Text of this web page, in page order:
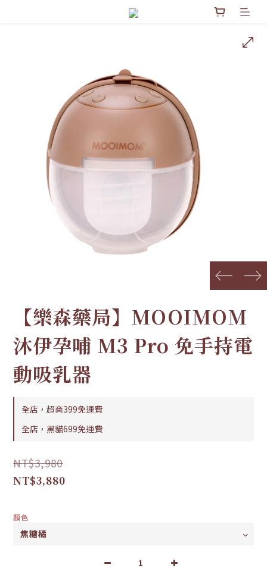
prev next
【樂森藥局】MOOIMOM
沐伊孕哺 M3 Pro 免手持電
動吸乳器
全店，超商399免運費
全店，黑貓699免運費
NT$3,980
NT$3,880
顏色